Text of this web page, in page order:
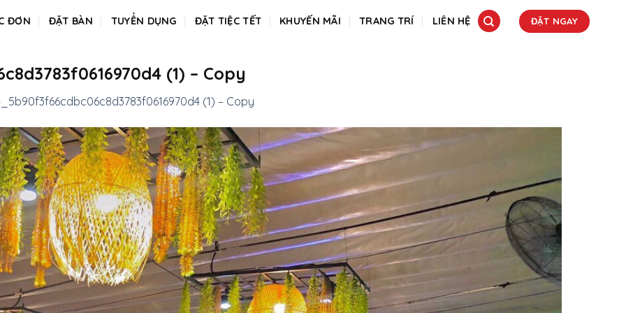
ĐƠN ĐẶT BÀN TUYỂN DỤNG ĐẶT TIỆC TẾT KHUYẾN MÃI TRANG TRÍ LIÊN HỆ ĐẶT NGAY
(1) – Copy
(1) – Copy